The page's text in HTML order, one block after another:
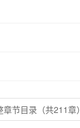
节目录（共211章）